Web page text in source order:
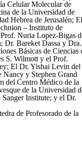
Celular Molecular de
de la Universidad de
Hebrea de Jerusalén; El
– Instituto de
Nuria Lopez-Bigas
Dr. Bareket Dassa y Dra.
Básicas de Ciencias
S. Wilmott y el Prof.
El Dr. Yishai Levin del
Nancy y Stephen Grand
del Centro Médico de la
de la Universidad
Institute; y el Dr.
de Profesorado de la